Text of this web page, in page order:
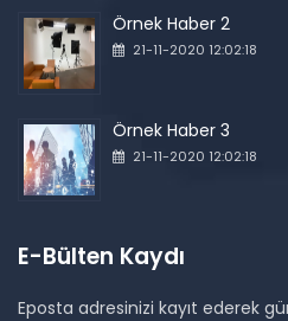
Örnek Haber 2
21-11-2020 12:02:18
Örnek Haber 3
21-11-2020 12:02:18
E-Bülten Kaydı
Eposta adresinizi kayıt ederek